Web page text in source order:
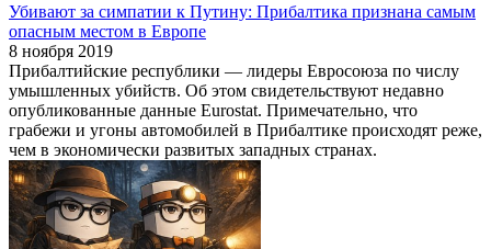
Убивают за симпатии к Путину: Прибалтика признана самым
опасным местом в Европе
8 ноября 2019
Прибалтийские республики — лидеры Евросоюза по числу
умышленных убийств. Об этом свидетельствуют недавно
опубликованные данные Eurostat. Примечательно, что
грабежи и угоны автомобилей в Прибалтике происходят реже,
чем в экономически развитых западных странах.